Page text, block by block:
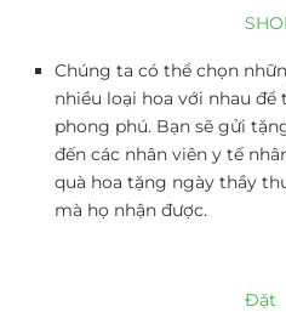
Chúng ta có thể chọn
nhiều loại hoa với nhau để
phong phú. Bạn sẽ gửi
đến các nhân viên y tế
quà hoa tặng ngày thầy
mà họ nhận được.
Đặt